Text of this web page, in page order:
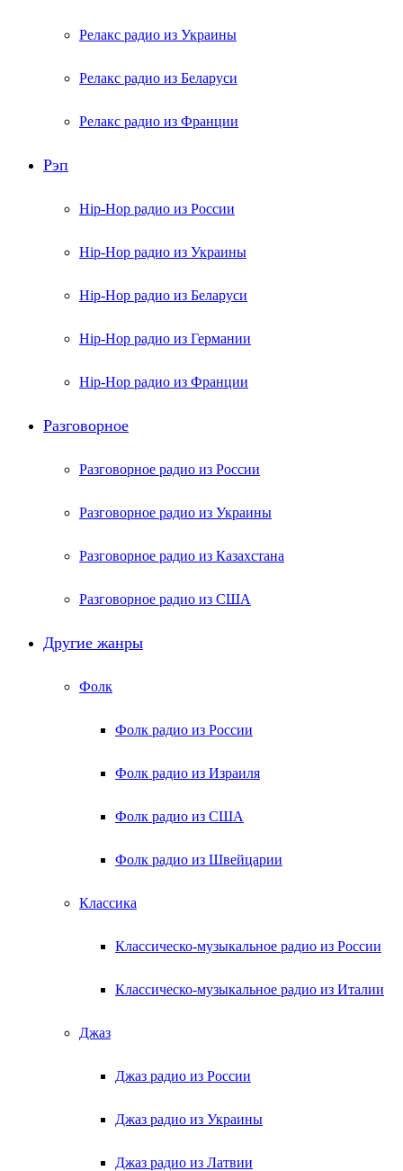
Релакс радио из Украины
Релакс радио из Беларуси
Релакс радио из Франции
Рэп
Hip-Hop радио из России
Hip-Hop радио из Украины
Hip-Hop радио из Беларуси
Hip-Hop радио из Германии
Hip-Hop радио из Франции
Разговорное
Разговорное радио из России
Разговорное радио из Украины
Разговорное радио из Казахстана
Разговорное радио из США
Другие жанры
Фолк
Фолк радио из России
Фолк радио из Израиля
Фолк радио из США
Фолк радио из Швейцарии
Классика
Классическо-музыкальное радио из России
Классическо-музыкальное радио из Италии
Джаз
Джаз радио из России
Джаз радио из Украины
Джаз радио из Латвии